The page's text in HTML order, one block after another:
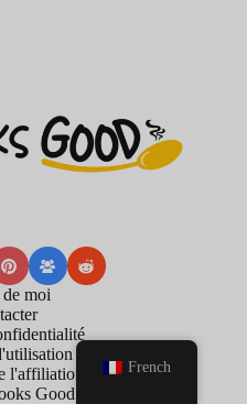
moi
l'affiliation
Good . 2026
French